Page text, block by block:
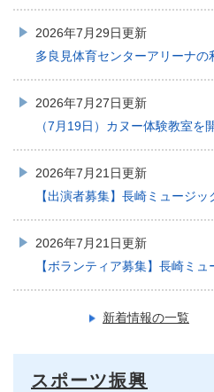
2026年7月29日更新
多良見体育センターアリーナの
2026年7月27日更新
（7月19日）カヌー体験教室を
2026年7月21日更新
【出演者募集】長崎ミュージ
2026年7月21日更新
【ボランティア募集】長崎ミ
新着情報の一覧
スポーツ振興